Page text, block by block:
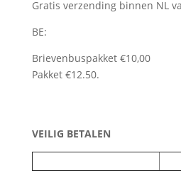
Gratis verzending binnen NL
BE:
Brievenbuspakket €10,00
Pakket €12.50.
VEILIG BETALEN